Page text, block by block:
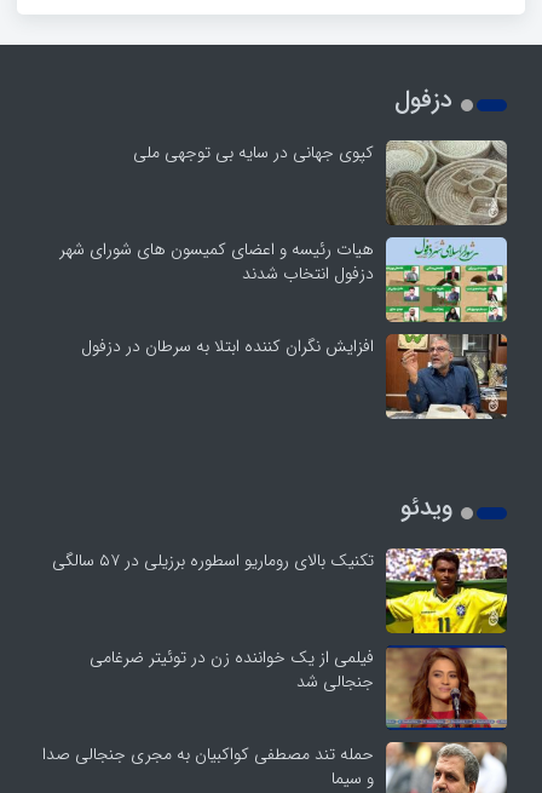
دزفول
کپوی جهانی در سایه بی توجهی ملی
هیات رئیسه و اعضای کمیسون های شورای شهر
دزفول انتخاب شدند
افزایش نگران کننده ابتلا به سرطان در دزفول
ویدئو
تکنیک بالای روماریو اسطوره برزیلی در ۵۷ سالگی
فیلمی از یک خواننده زن در توئیتر ضرغامی
جنجالی شد
حمله تند مصطفی کواکبیان به مجری جنجالی صدا
و سیما